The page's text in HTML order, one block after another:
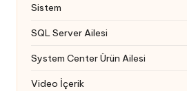
Sistem
SQL Server Ailesi
System Center Ürün Ailesi
Video İçerik